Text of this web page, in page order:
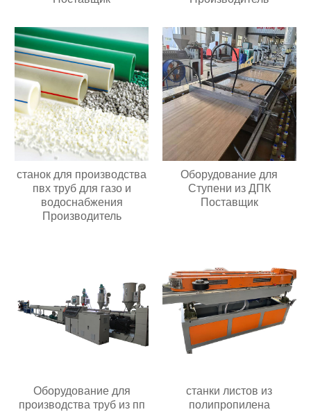
станок для производства
пвх труб для газо и
водоснабжения
Производитель
Оборудование для
Ступени из ДПК
Поставщик
Оборудование для
производства труб из пп
станки листов из
полипропилена